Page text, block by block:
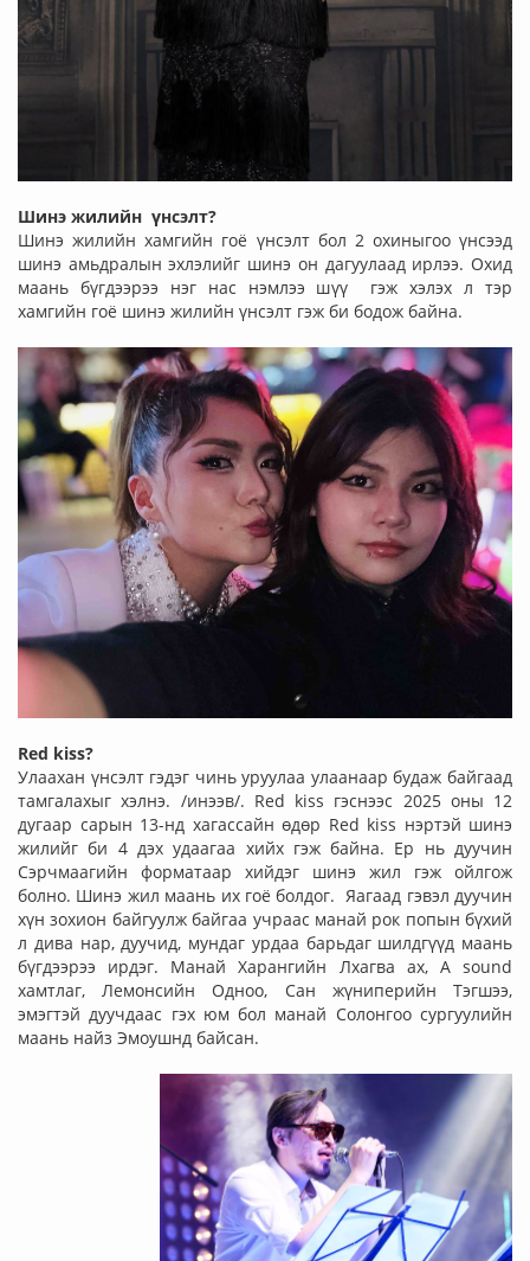
Шинэ жилийн үнсэлт?
Шинэ жилийн хамгийн гоё үнсэлт бол 2 охиныгоо үнсээд
шинэ амьдралын эхлэлийг шинэ он дагуулаад ирлээ. Охид
маань бүгдээрээ нэг нас нэмлээ шүү гэж хэлэх л тэр
хамгийн гоё шинэ жилийн үнсэлт гэж би бодож байна.
Red kiss?
Улаахан үнсэлт гэдэг чинь уруулаа улаанаар будаж байгаад
тамгалахыг хэлнэ. /инээв/. Red kiss гэснээс 2025 оны 12
дугаар сарын 13-нд хагассайн өдөр Red kiss нэртэй шинэ
жилийг би 4 дэх удаагаа хийх гэж байна. Ер нь дуучин
Сэрчмаагийн форматаар хийдэг шинэ жил гэж ойлгож
болно. Шинэ жил маань их гоё болдог. Яагаад гэвэл дуучин
хүн зохион байгуулж байгаа учраас манай рок попын бүхий
л дива нар, дуучид, мундаг урдаа барьдаг шилдгүүд маань
бүгдээрээ ирдэг. Манай Харангийн Лхагва ах, A sound
хамтлаг, Лемонсийн Одноо, Сан жүниперийн Тэгшээ,
эмэгтэй дуучдаас гэх юм бол манай Солонгоо сургуулийн
маань найз Эмоушнд байсан.